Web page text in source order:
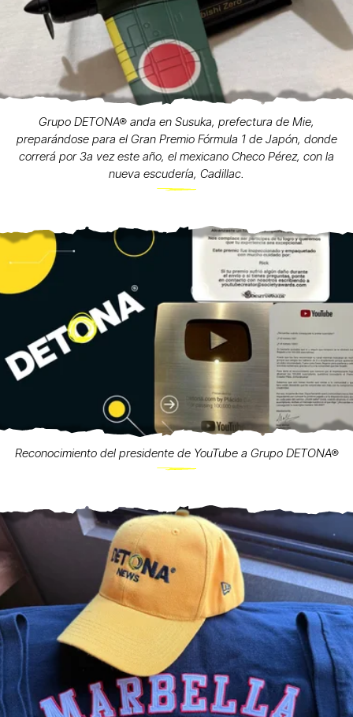
Grupo DETONA® anda en Susuka, prefectura de Mie,
preparándose para el Gran Premio Fórmula 1 de Japón, donde
correrá por 3a vez este año, el mexicano Checo Pérez, con la
nueva escudería, Cadillac.
Reconocimiento del presidente de YouTube a Grupo DETONA®